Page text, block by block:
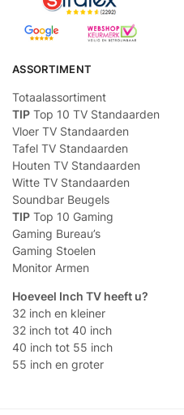
ASSORTIMENT
Totaalassortiment
TIP Top 10 TV Standaarden
Vloer TV Standaarden
Tafel TV Standaarden
Houten TV Standaarden
Witte TV Standaarden
Soundbar Beugels
TIP Top 10 Gaming
Gaming Bureau’s
Gaming Stoelen
Monitor Armen
Hoeveel Inch TV heeft u?
32 inch en kleiner
32 inch tot 40 inch
40 inch tot 55 inch
55 inch en groter